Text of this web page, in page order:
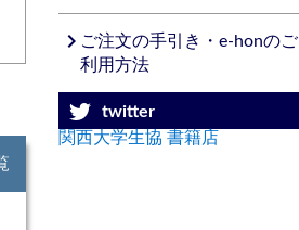
navigate_nextご注文の手引き・e-honのご
利用方法
twitter
関西大学生協 書籍店